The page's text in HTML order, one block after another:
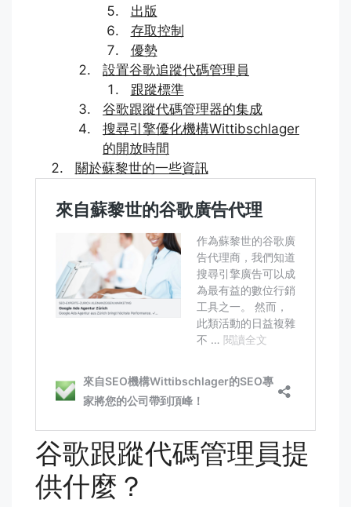
出版
存取控制
優勢
設置谷歌追蹤代碼管理員
跟蹤標準
谷歌跟蹤代碼管理器的集成
搜尋引擎優化機構Wittibschlager
的開放時間
關於蘇黎世的一些資訊
谷歌跟蹤代碼管理員提
供什麼？